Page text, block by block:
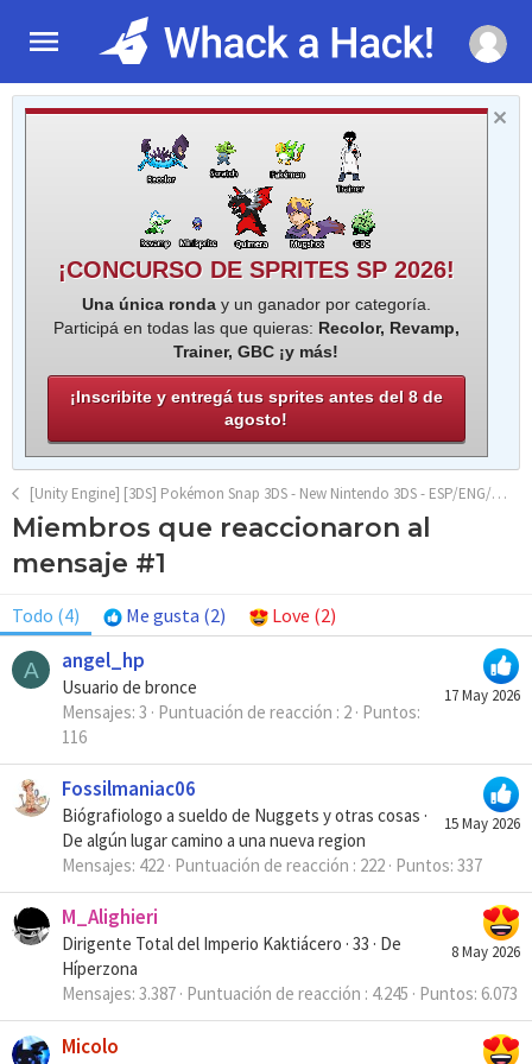
¡CONCURSO DE SPRITES SP 2026!
Una única ronday un ganador por categoría.
Participá en todas las que quieras: Recolor, Revamp,
Trainer, GBC ¡y más!
¡Inscribite y entregá tus sprites antes del 8 de
agosto!
[Unity Engine] [3DS] Pokémon Snap 3DS - New Nintendo 3DS - ESP/ENG/IT/FR/PT/DE/JAP/CH - beta v0.3.6
Miembros que reaccionaron al
mensaje #1
Todo (4) Me gusta (2) Love (2)
A
17 May 2026
angel_hp
Usuario de bronce
Mensajes 3 Puntuación de reacción 2 Puntos
116
15 May 2026
Fossilmaniac06
Biógrafiologo a sueldo de Nuggets y otras cosas ·
De algún lugar camino a una nueva region
Mensajes 422 Puntuación de reacción 222 Puntos 337
8 May 2026
M_Alighieri
Dirigente Total del Imperio Kaktiácero · 33 · De
Híperzona
Mensajes 3.387 Puntuación de reacción 4.245 Puntos 6.073
Micolo